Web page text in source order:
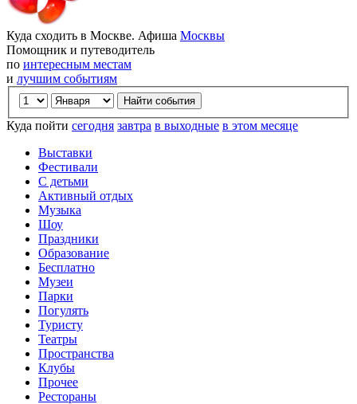
Куда сходить в Москве. Афиша Москвы
Помощник и путеводитель
по интересным местам
и лучшим событиям
Куда пойти сегодня завтра в выходные в этом месяце
Выставки
Фестивали
С детьми
Активный отдых
Музыка
Шоу
Праздники
Образование
Бесплатно
Музеи
Парки
Погулять
Туристу
Театры
Пространства
Клубы
Прочее
Рестораны